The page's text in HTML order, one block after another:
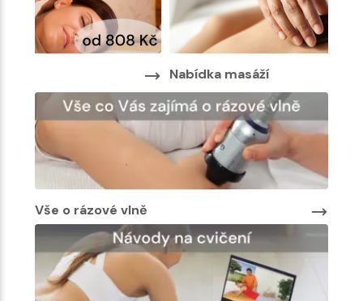
Vše o rázové vlně